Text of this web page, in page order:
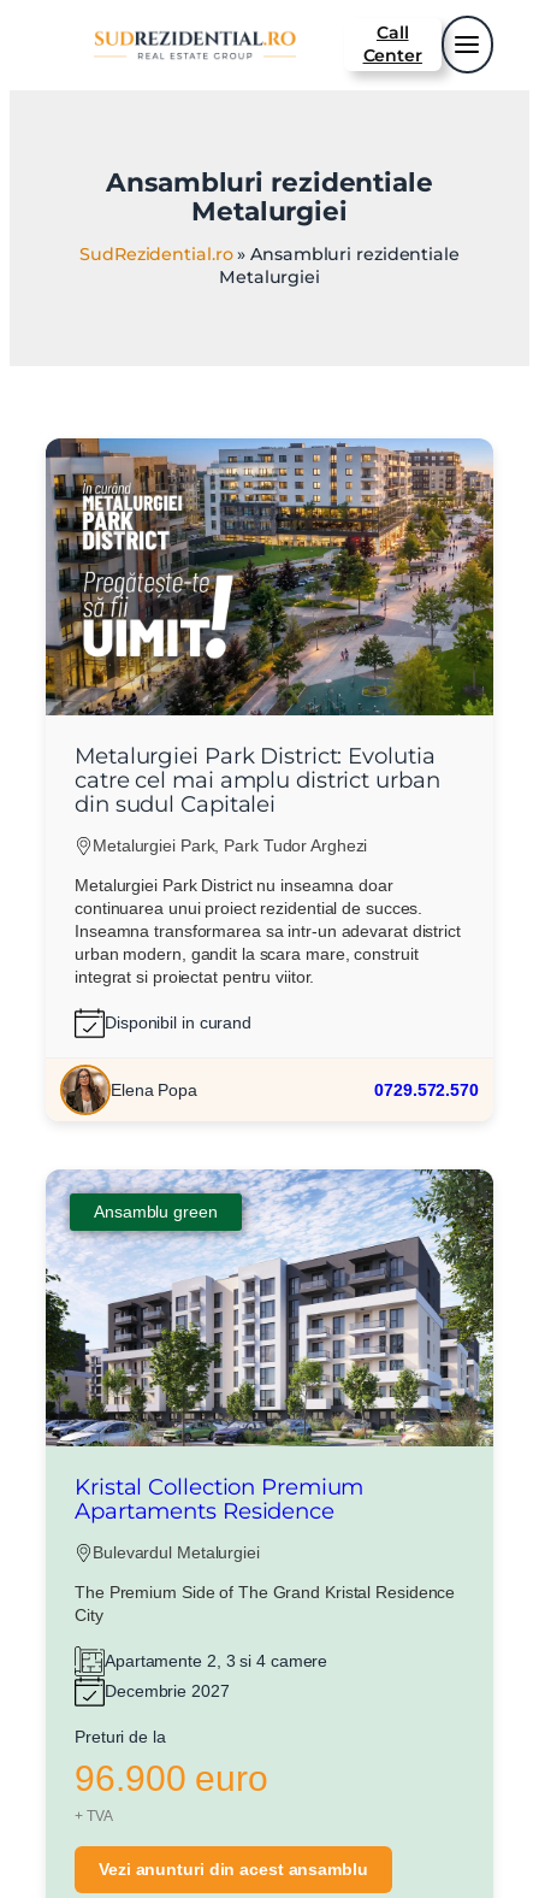
Call
Center
Ansambluri rezidentiale
Metalurgiei
SudRezidential.ro»Ansambluri rezidentiale
Metalurgiei
Metalurgiei Park District: Evolutia
catre cel mai amplu district urban
din sudul Capitalei
Metalurgiei Park, Park Tudor Arghezi
Metalurgiei Park District nu inseamna doar
continuarea unui proiect rezidential de succes.
Inseamna transformarea sa intr-un adevarat district
urban modern, gandit la scara mare, construit
integrat si proiectat pentru viitor.
Disponibil in curand
Elena Popa 0729.572.570
Ansamblu green
Kristal Collection Premium
Apartaments Residence
Bulevardul Metalurgiei
The Premium Side of The Grand Kristal Residence
City
Apartamente 2, 3 si 4 camere
Decembrie 2027
Preturi de la
96.900 euro
+ TVA
Vezi anunturi din acest ansamblu